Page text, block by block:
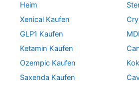
Heim
Xenical Kaufen
GLP1 Kaufen
Ketamin Kaufen
Ozempic Kaufen
Saxenda Kaufen